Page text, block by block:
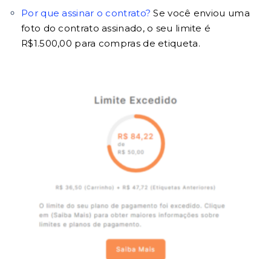
Por que assinar o contrato? Se você enviou uma
foto do contrato assinado, o seu limite é
R$1.500,00 para compras de etiqueta.